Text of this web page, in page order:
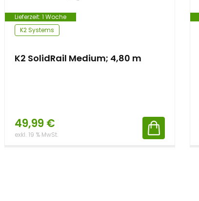
Lieferzeit: 1 Woche
K2 Systems
K2 SolidRail Medium; 4,80 m
49,99€
exkl. 19 % MwSt.